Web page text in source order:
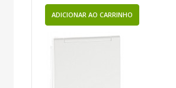
ADICIONAR AO CARRINHO